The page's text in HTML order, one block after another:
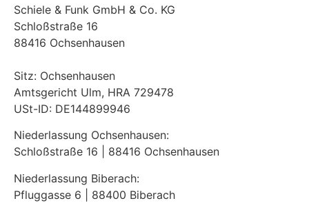
Schiele & Funk GmbH & Co. KG
Schloßstraße 16
88416 Ochsenhausen
Sitz: Ochsenhausen
Amtsgericht Ulm, HRA 729478
USt-ID: DE144899946
Niederlassung Ochsenhausen:
Schloßstraße 16 | 88416 Ochsenhausen
Niederlassung Biberach:
Pfluggasse 6 | 88400 Biberach